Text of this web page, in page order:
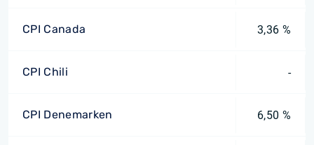
CPI Canada 3,36 %
CPI Chili -
CPI Denemarken 6,50 %